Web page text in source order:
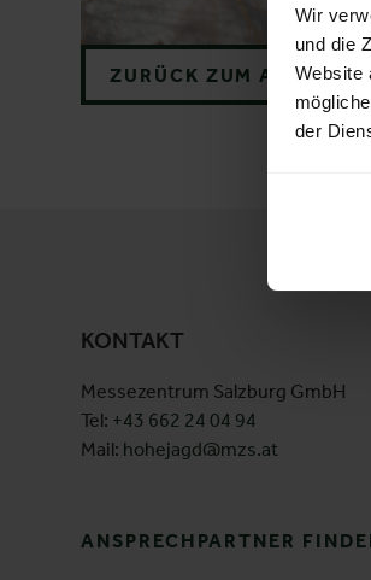
Wir
und die
Website
der
ZURÜCK ZUM
KONTAKT
Messezentrum Salzburg GmbH
Tel: +43 662 24 04 94
Mail: hohejagd@mzs.at
ANSPRECHPARTNER